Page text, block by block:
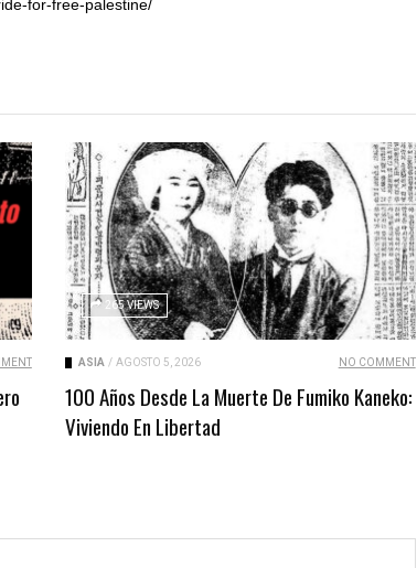
for-free-palestine/
265 VIEWS
ASIA / AGOSTO 5, 2026 NO COMMENT
100 Años Desde La Muerte De Fumiko Kaneko:
Viviendo En Libertad